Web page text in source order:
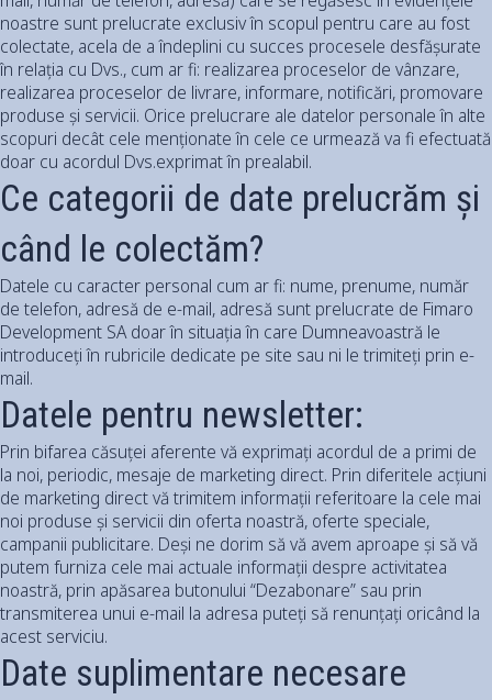
noastre sunt prelucrate exclusiv în scopul pentru care au fost
colectate, acela de a îndeplini cu succes procesele desfășurate
în relația cu Dvs., cum ar fi: realizarea proceselor de vânzare,
realizarea proceselor de livrare, informare, notificări, promovare
produse și servicii. Orice prelucrare ale datelor personale în alte
scopuri decât cele menționate în cele ce urmează va fi efectuată
doar cu acordul Dvs.exprimat în prealabil.
Ce categorii de date prelucrăm și
când le colectăm?
Datele cu caracter personal cum ar fi: nume, prenume, număr
de telefon, adresă de e-mail, adresă sunt prelucrate de Fimaro
Development SA doar în situația în care Dumneavoastră le
introduceți în rubricile dedicate pe site sau ni le trimiteți prin e-
mail.
Datele pentru newsletter:
Prin bifarea căsuței aferente vă exprimați acordul de a primi de
la noi, periodic, mesaje de marketing direct. Prin diferitele acțiuni
de marketing direct vă trimitem informații referitoare la cele mai
noi produse și servicii din oferta noastră, oferte speciale,
campanii publicitare. Deși ne dorim să vă avem aproape și să vă
putem furniza cele mai actuale informații despre activitatea
noastră, prin apăsarea butonului “Dezabonare” sau prin
transmiterea unui e-mail la adresa puteți să renunțați oricând la
acest serviciu.
Date suplimentare necesare